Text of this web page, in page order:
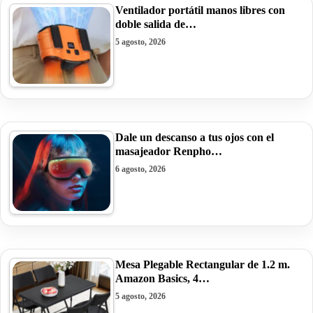
Ventilador portátil manos libres con
doble salida de…
5 agosto, 2026
Dale un descanso a tus ojos con el
masajeador Renpho…
6 agosto, 2026
Mesa Plegable Rectangular de 1.2 m.
Amazon Basics, 4…
5 agosto, 2026